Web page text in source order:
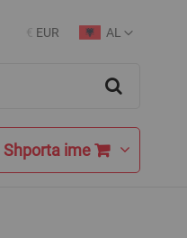
Currency
€ EUR
Language
AL
Shporta ime